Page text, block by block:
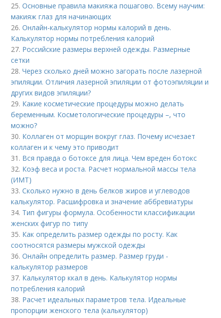
25.Основные правила макияжа пошагово. Всему научим:
макияж глаз для начинающих
26.Онлайн-калькулятор нормы калорий в день.
Калькулятор нормы потребления калорий
27. Российские размеры верхней одежды. Размерные
сетки
28.Через сколько дней можно загорать после лазерной
эпиляции. Отличия лазерной эпиляции от фотоэпиляции и
других видов эпиляции?
29. Какие косметические процедуры можно делать
беременным. Косметологические процедуры –, что
можно?
30. Коллаген от морщин вокруг глаз. Почему исчезает
коллаген и к чему это приводит
31. Вся правда о ботоксе для лица. Чем вреден ботокс
32. Коэф веса и роста. Расчет нормальной массы тела
(ИМТ)
33.Сколько нужно в день белков жиров и углеводов
калькулятор. Расшифровка и значение аббревиатуры
34. Тип фигуры формула. Особенности классификации
женских фигур по типу
35. Как определить размер одежды по росту. Как
соотносятся размеры мужской одежды
36.Онлайн определить размер. Размер груди -
калькулятор размеров
37. Калькулятор ккал в день. Калькулятор нормы
потребления калорий
38. Расчет идеальных параметров тела. Идеальные
пропорции женского тела (калькулятор)